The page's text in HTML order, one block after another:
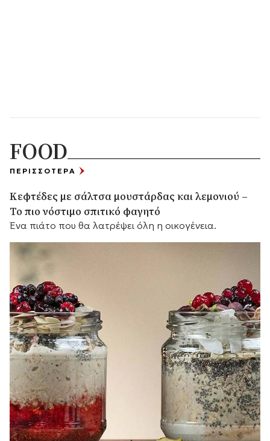
FOOD
ΠΕΡΙΣΣΟΤΕΡΑ
Κεφτέδες με σάλτσα μουστάρδας και λεμονιού –
Το πιο νόστιμο σπιτικό φαγητό
Ένα πιάτο που θα λατρέψει όλη η οικογένεια.